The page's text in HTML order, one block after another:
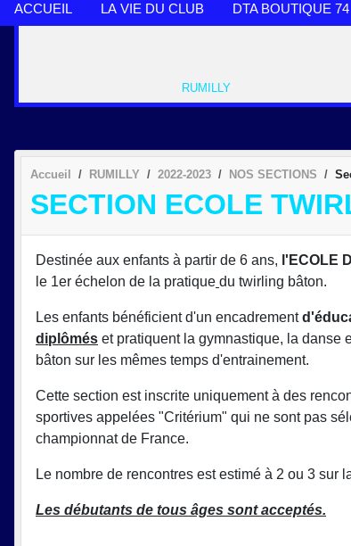
ACCUEIL LA VIE DU CLUB DTA BOUTIQUE 74
RUMILLY
Accueil RUMILLY 2022-2023 NOS SECTIONS
SECTION ECOLE
Destinée aux enfants à partir de 6 ans, l'ECOLE
le 1er échelon de la pratique du twirling bâton.
Les enfants bénéficient d'un encadrement
diplômés et pratiquent la gymnastique, la danse
bâton sur les mêmes temps d'entrainement.
Cette section est inscrite uniquement à des
sportives appelées "Critérium" qui ne sont pas
championnat de France.
Le nombre de rencontres est estimé à 2 ou 3 sur
Les débutants de tous âges sont acceptés.